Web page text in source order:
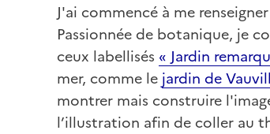
J'ai commencé à me
Passionnée de botanique, je
ceux labellisés « Jardin
mer, comme le jardin de
montrer mais construire
l’illustration afin de coller au